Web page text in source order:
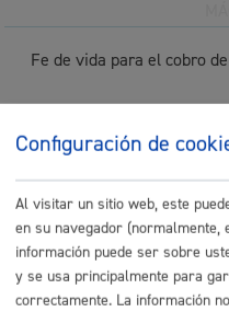
Fe de vida para el cobro
Padrón Municipal de
electrónico
Configuración de
Al visitar un sitio web, este
en su navegador (normalmente,
información puede ser sobre
y se usa principalmente para
correctamente. La información